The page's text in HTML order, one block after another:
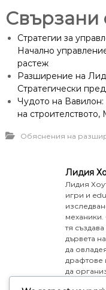
Свързани
Стратегии за
Начално
растеж
Разширение на
Стратегически
Чудото на
на
Обяснения на
Лидия
Лидия
игри и
механики.
тя
дървета
да
драфтове
да